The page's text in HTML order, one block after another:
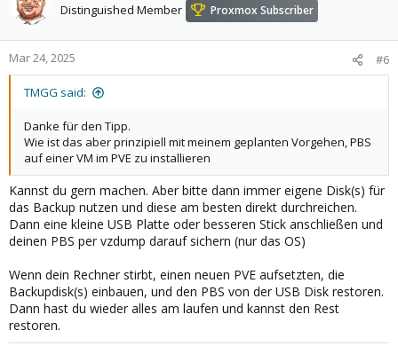
o
n
Distinguished Member Proxmox Subscriber
Mar 24, 2025 #6
TMGG said:
Danke für den Tipp.
Wie ist das aber prinzipiell mit meinem geplanten Vorgehen, PBS
auf einer VM im PVE zu installieren
Kannst du gern machen. Aber bitte dann immer eigene Disk(s) für
das Backup nutzen und diese am besten direkt durchreichen.
Dann eine kleine USB Platte oder besseren Stick anschließen und
deinen PBS per vzdump darauf sichern (nur das OS)
Wenn dein Rechner stirbt, einen neuen PVE aufsetzten, die
Backupdisk(s) einbauen, und den PBS von der USB Disk restoren.
Dann hast du wieder alles am laufen und kannst den Rest
restoren.